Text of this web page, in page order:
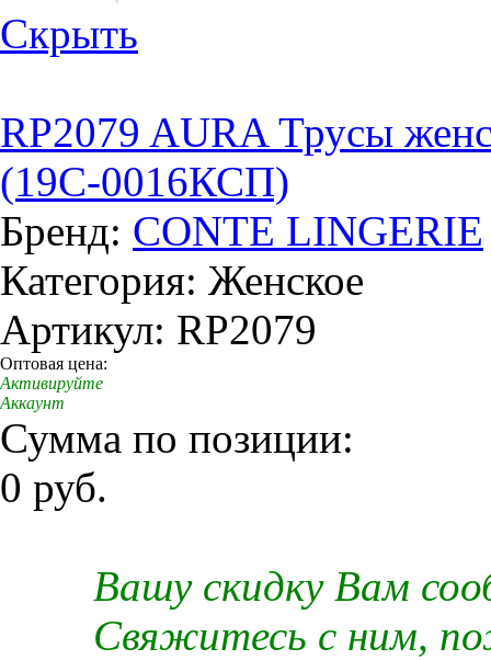
Скрыть
RP2079 AURA Трусы
(19С-0016КСП)
Бренд: CONTE LINGERIE
Категория: Женское
Артикул: RP2079
Оптовая цена:
Активируйте
Аккаунт
Сумма по позиции:
0 руб.
Вашу скидку Вам
Свяжитесь с ним,